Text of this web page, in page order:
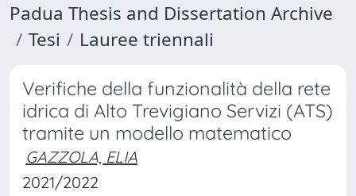
Padua Thesis and Dissertation Archive
Tesi
Lauree triennali
Verifiche della funzionalità della rete
idrica di Alto Trevigiano Servizi (ATS)
tramite un modello matematico
GAZZOLA, ELIA
2021/2022